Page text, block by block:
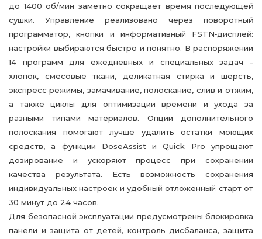
до 1400 об/мин заметно сокращает время последующей
сушки. Управление реализовано через поворотный
программатор, кнопки и информативный FSTN‑дисплей:
настройки выбираются быстро и понятно. В распоряжении
14 программ для ежедневных и специальных задач -
хлопок, смесовые ткани, деликатная стирка и шерсть,
экспресс‑режимы, замачивание, полоскание, слив и отжим,
а также циклы для оптимизации времени и ухода за
разными типами материалов. Опции дополнительного
полоскания помогают лучше удалить остатки моющих
средств, а функции DoseAssist и Quick Pro упрощают
дозирование и ускоряют процесс при сохранении
качества результата. Есть возможность сохранения
индивидуальных настроек и удобный отложенный старт от
30 минут до 24 часов.
Для безопасной эксплуатации предусмотрены блокировка
панели и защита от детей, контроль дисбаланса, защита